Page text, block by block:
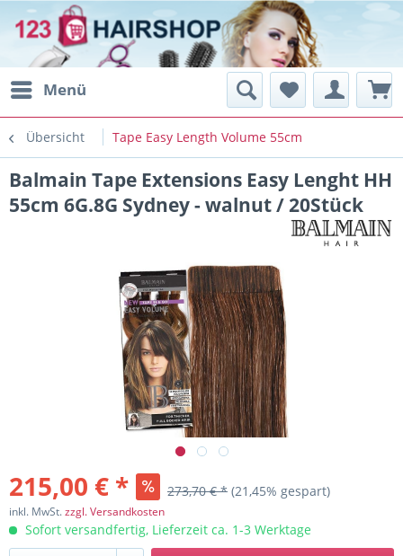
Menü
Übersicht Tape Easy Length Volume 55cm
Balmain Tape Extensions Easy Lenght HH
55cm 6G.8G Sydney - walnut / 20Stück
215,00 € * 273,70 € * (21,45% gespart)
inkl. MwSt.zzgl. Versandkosten
Sofort versandfertig, Lieferzeit ca. 1-3 Werktage